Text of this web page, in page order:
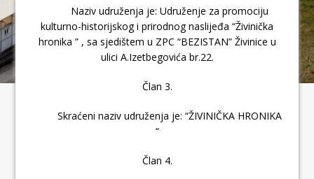
Naziv udruženja je: Udruženje za promociju
kulturno-historijskog i prirodnog naslijeđa “Živinička
hronika ” , sa sjedištem u ZPC “BEZISTAN” Živinice u
ulici A.Izetbegovića br.22.
Član 3.
Skraćeni naziv udruženja je: “ŽIVINIČKA HRONIKA
“
Član 4.